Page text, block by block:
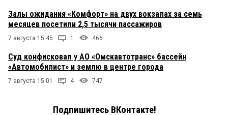
Залы ожидания «Комфорт» на двух вокзалах за семь
месяцев посетили 2,5 тысячи пассажиров
7 августа 15:45 1 466
Суд конфисковал у АО «Омскавтотранс» бассейн
«Автомобилист» и землю в центре города
7 августа 15:01 4 747
Подпишитесь ВКонтакте!